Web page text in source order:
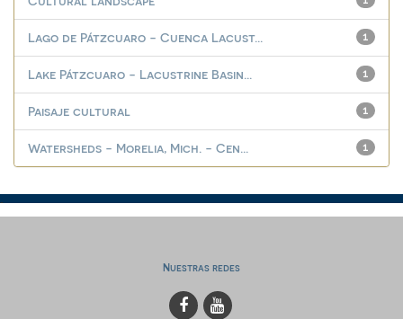
1
Lago de Pátzcuaro - Cuenca Lacust...
1
Lake Pátzcuaro - Lacustrine Basin...
1
Paisaje cultural
1
Watersheds - Morelia, Mich. - Cen...
Nuestras redes